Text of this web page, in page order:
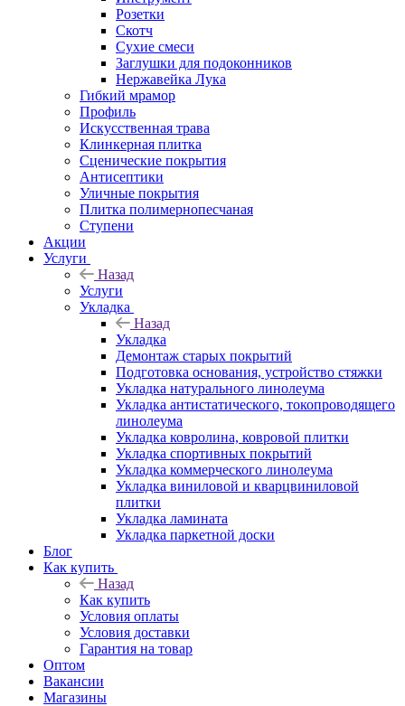
Розетки
Скотч
Сухие смеси
Заглушки для подоконников
Нержавейка Лука
Гибкий мрамор
Профиль
Искусственная трава
Клинкерная плитка
Сценические покрытия
Антисептики
Уличные покрытия
Плитка полимернопесчаная
Ступени
Акции
Услуги
Назад
Услуги
Укладка
Назад
Укладка
Демонтаж старых покрытий
Подготовка основания, устройство стяжки
Укладка натурального линолеума
Укладка антистатического, токопроводящего
линолеума
Укладка ковролина, ковровой плитки
Укладка спортивных покрытий
Укладка коммерческого линолеума
Укладка виниловой и кварцвиниловой
плитки
Укладка ламината
Укладка паркетной доски
Блог
Как купить
Назад
Как купить
Условия оплаты
Условия доставки
Гарантия на товар
Оптом
Вакансии
Магазины